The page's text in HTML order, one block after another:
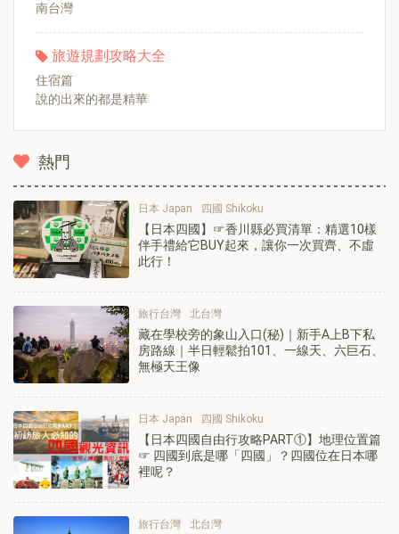
南台灣
旅遊規劃攻略大全
住宿篇
說的出來的都是精華
熱門
日本 Japan 四國 Shikoku
【日本四國】☞香川縣必買清單：精選10樣
伴手禮給它BUY起來，讓你一次買齊、不虛
此行！
旅行台灣 北台灣
藏在學校旁的象山入口(秘)｜新手A上B下私
房路線｜半日輕鬆拍101、一線天、六巨石、
無極天王像
日本 Japan 四國 Shikoku
【日本四國自由行攻略PART①】地理位置篇
☞ 四國到底是哪「四國」？四國位在日本哪
裡呢？
旅行台灣 北台灣